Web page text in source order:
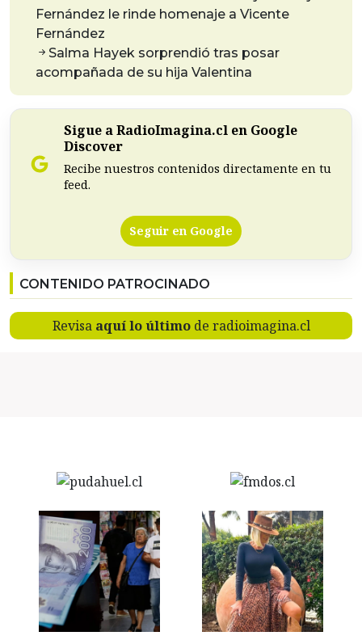
Fernández le rinde homenaje a Vicente
Fernández
Salma Hayek sorprendió tras posar
acompañada de su hija Valentina
Sigue a RadioImagina.cl en Google
Discover
Recibe nuestros contenidos directamente en tu
feed.
Seguir en Google
CONTENIDO PATROCINADO
Revisa aquí lo últimode radioimagina.cl